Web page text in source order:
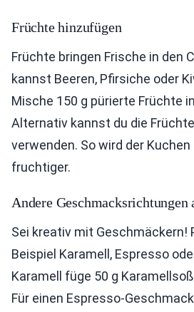
Früchte hinzufügen
Früchte bringen Frische in den
kannst Beeren, Pfirsiche oder
Mische 150 g pürierte Früchte
Alternativ kannst du die
verwenden. So wird der Kuchen
fruchtiger.
Andere Geschmacksrichtungen
Sei kreativ mit Geschmäckern!
Beispiel Karamell, Espresso
Karamell füge 50 g
Für einen Espresso-